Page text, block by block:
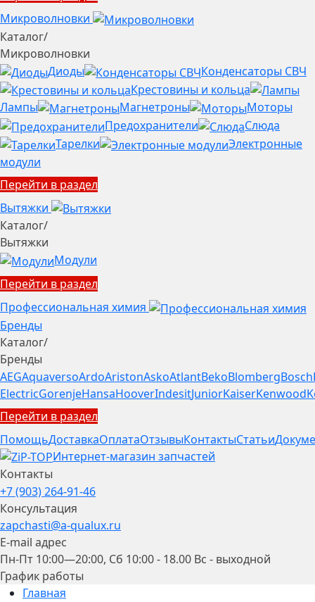
Микроволновки
Каталог/
Микроволновки
Диоды
Конденсаторы СВЧ
Крестовины и кольца
Лампы
Магнетроны
Моторы
Предохранители
Слюда
Тарелки
Электронные
модули
Перейти в раздел
Вытяжки
Каталог/
Вытяжки
Модули
Перейти в раздел
Профессиональная химия
Бренды
Каталог/
Бренды
AEGAquaversoArdoAristonAskoAtlantBekoBlombergBosch
ElectricGorenjeHansaHooverIndesitJuniorKaiserKenwood
Перейти в раздел
ПомощьДоставкаОплатаОтзывыКонтактыСтатьи
Интернет-магазин запчастей
Контакты
+7 (903) 264-91-46
Консультация
zapchasti@a-qualux.ru
E-mail адрес
Пн-Пт 10:00—20:00, Сб 10:00 - 18.00 Вс - выходной
График работы
Главная